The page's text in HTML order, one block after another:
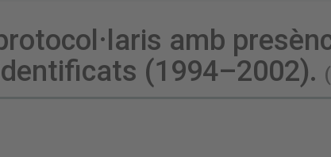
amb
(1994–2002).